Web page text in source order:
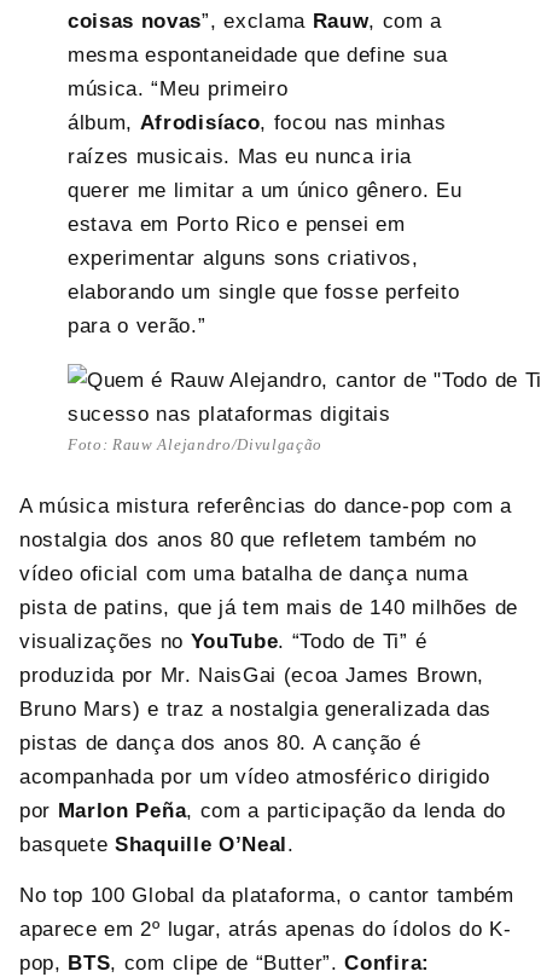
coisas novas”, exclama Rauw, com a
mesma espontaneidade que define sua
música. “Meu primeiro
álbum, Afrodisíaco, focou nas minhas
raízes musicais. Mas eu nunca iria
querer me limitar a um único gênero. Eu
estava em Porto Rico e pensei em
experimentar alguns sons criativos,
elaborando um single que fosse perfeito
para o verão.”
Foto: Rauw Alejandro/Divulgação
A música mistura referências do dance-pop com a
nostalgia dos anos 80 que refletem também no
vídeo oficial com uma batalha de dança numa
pista de patins, que já tem mais de 140 milhões de
visualizações no YouTube. “Todo de Ti” é
produzida por Mr. NaisGai (ecoa James Brown,
Bruno Mars) e traz a nostalgia generalizada das
pistas de dança dos anos 80. A canção é
acompanhada por um vídeo atmosférico dirigido
por Marlon Peña, com a participação da lenda do
basqueteShaquille O’Neal.
No top 100 Global da plataforma, o cantor também
aparece em 2º lugar, atrás apenas do ídolos do K-
pop, BTS, com clipe de “Butter”.Confira: